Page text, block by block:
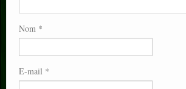
Nom *
E-mail *